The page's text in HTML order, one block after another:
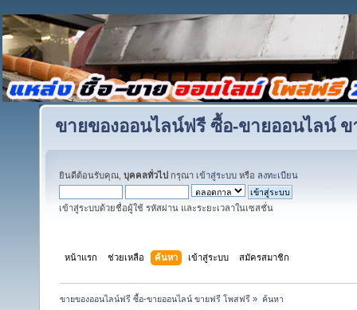
ขายของออนไลน์ฟรี ซื้อ-ขายออนไลน์
ยินดีต้อนรับคุณ, บุคคลทั่วไป กรุณา เข้าสู่ระบบ หรือ ลงทะเบียน
เข้าสู่ระบบด้วยชื่อผู้ใช้ รหัสผ่าน และระยะเวลาในเซสชั่น
หน้าแรก ช่วยเหลือ ค้นหา เข้าสู่ระบบ สมัครสมาชิก
ขายของออนไลน์ฟรี ซื้อ-ขายออนไลน์ ขายฟรี โพสฟรี » ค้นหา